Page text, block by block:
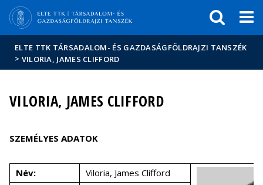
Hírek
Események
ELTE a
sajtóban
ELTE TTK TÁRSADALOM- ÉS GAZDASÁGFÖLDRAJZI TANSZÉK
> VILORIA, JAMES CLIFFORD
VILORIA, JAMES CLIFFORD
SZEMÉLYES ADATOK
Név:
Viloria, James Clifford